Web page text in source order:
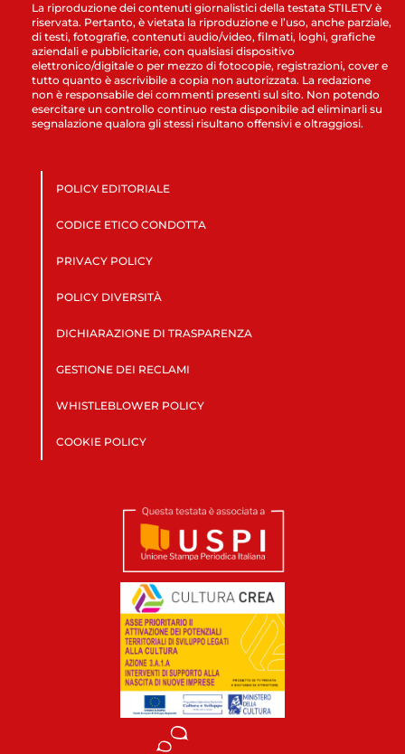
La riproduzione dei contenuti giornalistici della testata STILETV è
riservata. Pertanto, è vietata la riproduzione e l’uso, anche parziale,
di testi, fotografie, contenuti audio/video, filmati, loghi, grafiche
aziendali e pubblicitarie, con qualsiasi dispositivo
elettronico/digitale o per mezzo di fotocopie, registrazioni, cover e
tutto quanto è ascrivibile a copia non autorizzata. La redazione
non è responsabile dei commenti presenti sul sito. Non potendo
esercitare un controllo continuo resta disponibile ad eliminarli su
segnalazione qualora gli stessi risultano offensivi e oltraggiosi.
POLICY EDITORIALE
CODICE ETICO CONDOTTA
PRIVACY POLICY
POLICY DIVERSITÀ
DICHIARAZIONE DI TRASPARENZA
GESTIONE DEI RECLAMI
WHISTLEBLOWER POLICY
COOKIE POLICY